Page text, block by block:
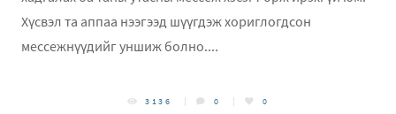
Хүсвэл та аппаа нээгээд шүүгдэж хориглогдсон
мессежнүүдийг уншиж болно....
3136 0 0